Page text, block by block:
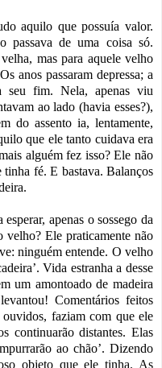
aquilo que possuía valor.
passava de uma coisa só.
mas para aquele velho
anos passaram depressa; a
seu fim. Nela, apenas viu
ao lado (havia esses?),
do assento ia, lentamente,
que ele tanto cuidava era
alguém fez isso? Ele não
fé. E bastava. Balanços
apenas o sossego da
Ele praticamente não
ninguém entende. O velho
Vida estranha a desse
um amontoado de madeira
Comentários feitos
ouvidos, faziam com que ele
continuarão distantes. Elas
ao chão’. Dizendo
objeto que ele tinha. As